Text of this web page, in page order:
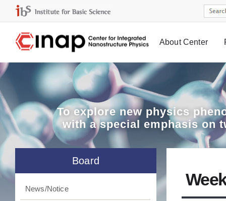
About Center
To explorenew physics
with a special emphasis on
Board
News/Notice